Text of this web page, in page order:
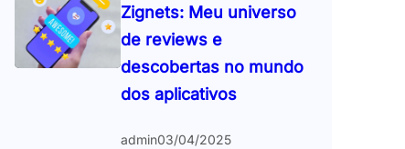
Zignets: Meu universo
de reviews e
descobertas no mundo
dos aplicativos
admin03/04/2025